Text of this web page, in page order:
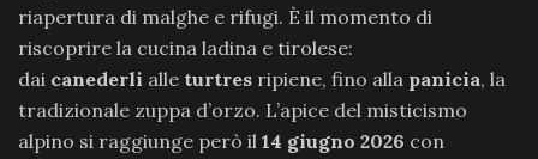
riapertura di malghe e rifugi. È il momento di
riscoprire la cucina ladina e tirolese:
dai canederli alle turtres ripiene, fino alla panicia, la
tradizionale zuppa d’orzo. L’apice del misticismo
alpino si raggiunge però il 14 giugno 2026 con